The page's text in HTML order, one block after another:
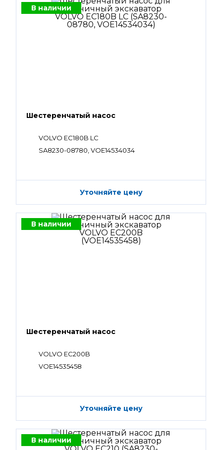
В наличии
Шестеренчатый насос
VOLVO EC180B LC
SA8230-08780, VOE14534034
Уточняйте цену
В наличии
Шестеренчатый насос
VOLVO EC200B
VOE14535458
Уточняйте цену
В наличии